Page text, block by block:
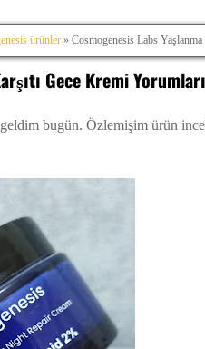
ürünler » Cosmogenesis Labs
Gece Kremi
bugün. Özlemişim ürün